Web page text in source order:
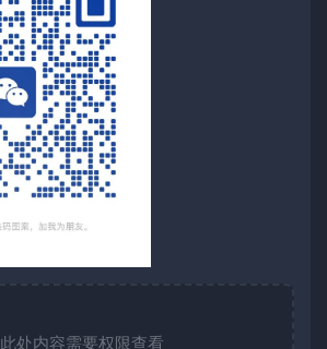
此处内容需要权限查看